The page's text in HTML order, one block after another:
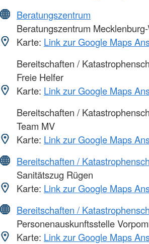
Beratungszentrum
Beratungszentrum
Karte: Link zur Google Maps
Bereitschaften /
Freie Helfer
Karte: Link zur Google Maps
Bereitschaften /
Team MV
Karte: Link zur Google Maps
Bereitschaften /
Sanitätszug Rügen
Karte: Link zur Google Maps
Bereitschaften /
Personenauskunftsstelle
Karte: Link zur Google Maps